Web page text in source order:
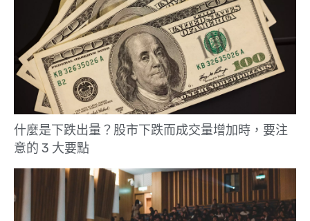
什麼是下跌出量？股市下跌而成交量增加時，要注
意的 3 大要點